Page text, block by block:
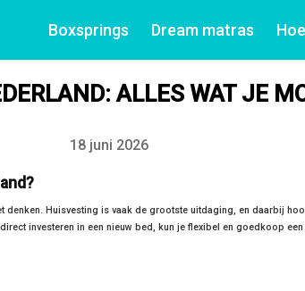
Boxsprings Dream matras
ALLES WAT JE
Datum
18 juni 2026
denken. Huisvesting is vaak de grootste uitdaging, en daarbij
investeren in een nieuw bed, kun je flexibel en goedkoop